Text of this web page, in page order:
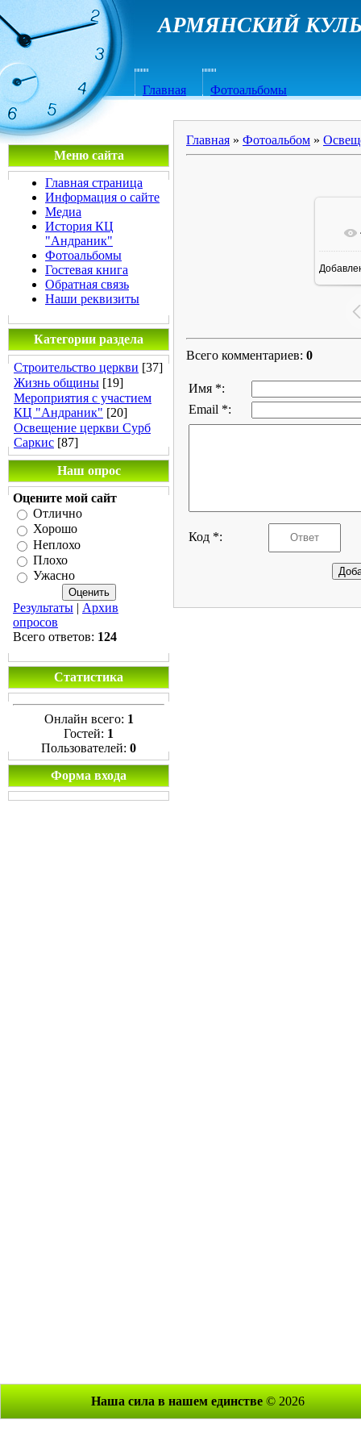
АРМЯНСКИЙ
Главная Фотоальбомы
Меню сайта
Главная страница
Информация о сайте
Медиа
История КЦ
"Андраник"
Фотоальбомы
Гостевая книга
Обратная связь
Наши реквизиты
Категории раздела
Строительство церкви [37]
Жизнь общины [19]
Мероприятия с участием
КЦ "Андраник" [20]
Освещение церкви Сурб
Саркис [87]
Наш опрос
Оцените мой сайт
Отлично
Хорошо
Неплохо
Плохо
Ужасно
Результаты | Архив
опросов
Всего ответов: 124
Статистика
Онлайн всего: 1
Гостей: 1
Пользователей: 0
Форма входа
Главная » Фотоальбом »
Всего комментариев: 0
Имя *:
Email *:
Код *:
Наша сила в нашем единстве © 2026